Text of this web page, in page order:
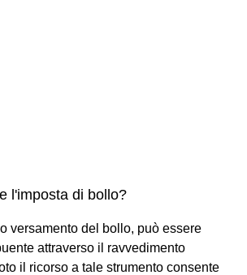
l'imposta di bollo?
versamento del bollo, può essere
attraverso il ravvedimento
il ricorso a tale strumento consente